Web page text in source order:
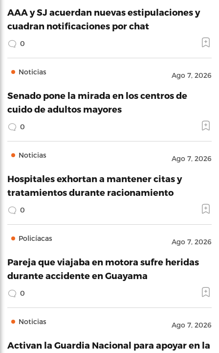
AAA y SJ acuerdan nuevas estipulaciones y
cuadran notificaciones por chat
0
Noticias Ago 7, 2026
Senado pone la mirada en los centros de
cuido de adultos mayores
0
Noticias Ago 7, 2026
Hospitales exhortan a mantener citas y
tratamientos durante racionamiento
0
Policíacas Ago 7, 2026
Pareja que viajaba en motora sufre heridas
durante accidente en Guayama
0
Noticias Ago 7, 2026
Activan la Guardia Nacional para apoyar en la